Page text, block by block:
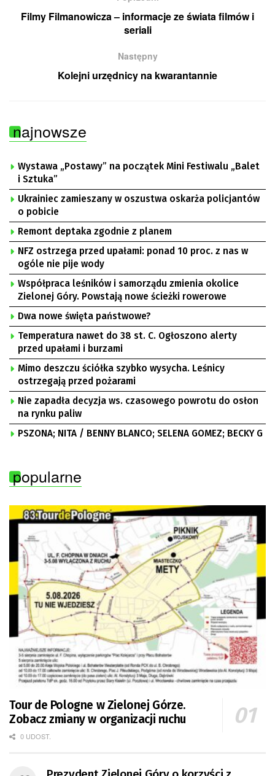
Filmy Filmanowicza – informacje ze świata filmów i
seriali
Następny
Kolejni urzędnicy na kwarantannie
najnowsze
Wystawa „Postawy” na początek Mini Festiwalu „Balet
i Sztuka”
Ukrainiec zamieszany w oszustwa oskarża policjantów
o pobicie
Remont deptaka zgodnie z planem
NFZ ostrzega przed upałami: ponad 10 proc. z nas w
ogóle nie pije wody
Współpraca leśników i samorządu zmienia okolice
Zielonej Góry. Powstają nowe ścieżki rowerowe
Dwa nowe święta państwowe?
Temperatura nawet do 38 st. C. Ogłoszono alerty
przed upałami i burzami
Mimo deszczu ściółka szybko wysycha. Leśnicy
ostrzegają przed pożarami
Nie zapadła decyzja ws. czasowego powrotu do osłon
na rynku paliw
PSZONA; NITA / BENNY BLANCO; SELENA GOMEZ; BECKY G
popularne
Tour de Pologne w Zielonej Górze.
Zobacz zmiany w organizacji ruchu
0 UDOST.